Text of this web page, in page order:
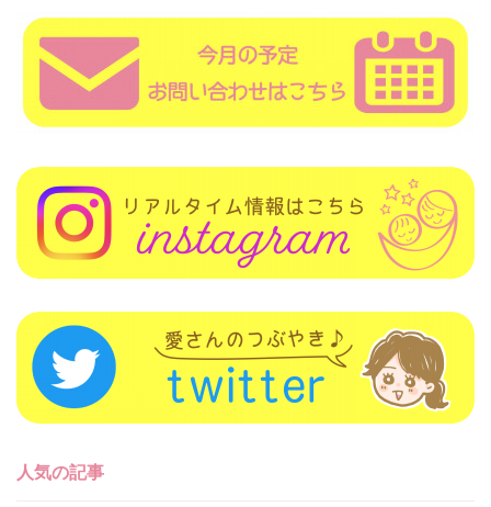
人気の記事